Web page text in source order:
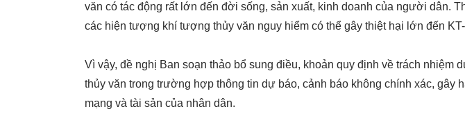
văn có tác động rất lớn đến đời sống, sản xuất, kinh doanh của người dân.
các hiện tượng khí tượng thủy văn nguy hiểm có thể gây thiệt hại lớn đến
Vì vậy, đề nghị Ban soạn thảo bổ sung điều, khoản quy định về trách nhiệm
thủy văn trong trường hợp thông tin dự báo, cảnh báo không chính xác, gây
mạng và tài sản của nhân dân.